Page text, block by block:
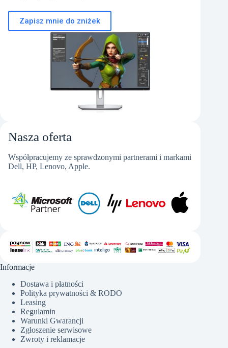
Zapisz mnie do zniżek
Nasza oferta
Współpracujemy ze sprawdzonymi partnerami i markami
Dell, HP, Lenovo, Apple.
Informacje
Dostawa i płatności
Polityka prywatności & RODO
Leasing
Regulamin
Warunki Gwarancji
Zgłoszenie serwisowe
Zwroty i reklamacje